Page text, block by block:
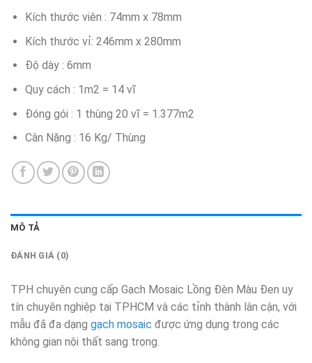
Kích thước viên : 74mm x 78mm
Kích thước vỉ: 246mm x 280mm
Độ dày : 6mm
Quy cách : 1m2 = 14 vĩ
Đóng gói : 1 thùng 20 vĩ = 1.377m2
Cân Nặng : 16 Kg/ Thùng
MÔ TẢ
ĐÁNH GIÁ (0)
TPH chuyên cung cấp Gạch Mosaic Lồng Đèn Màu Đen uy
tín chuyên nghiệp tại TPHCM và các tỉnh thành lân cận, với
mẫu đã đa dạng gạch mosaic được ứng dụng trong các
không gian nội thất sang trọng.